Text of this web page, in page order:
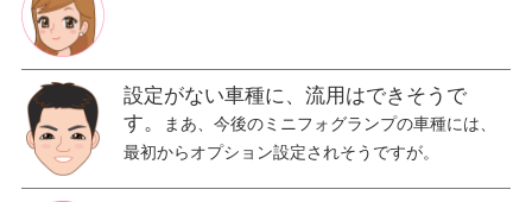
設定がない車種に、流用はできそうで
す。
まあ、今後のミニフォグランプの車種には、
最初からオプション設定されそうですが。